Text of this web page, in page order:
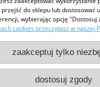
PHUP FUGAZI
do sklepu lub dostosować
wybierając opcję "Dostosuj
cookies przeczytasz w naszej
zaakceptuj tylko
dostosuj zgody